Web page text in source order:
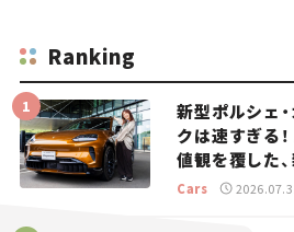
Ranking
新型ポルシェ
クは速すぎる
値観を覆した
り。
Cars